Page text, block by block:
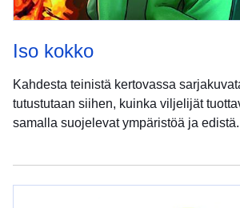
Iso kokko
Kahdesta teinistä kertovassa
tutustutaan siihen, kuinka viljelijät
samalla suojelevat ympäristöä ja